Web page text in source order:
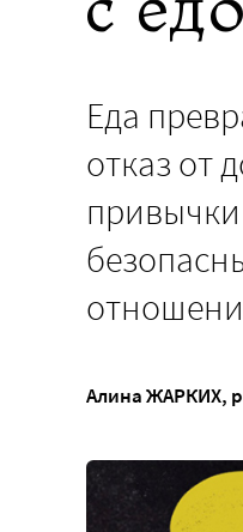
Еда
отказ от
Алина ЖАРКИХ,